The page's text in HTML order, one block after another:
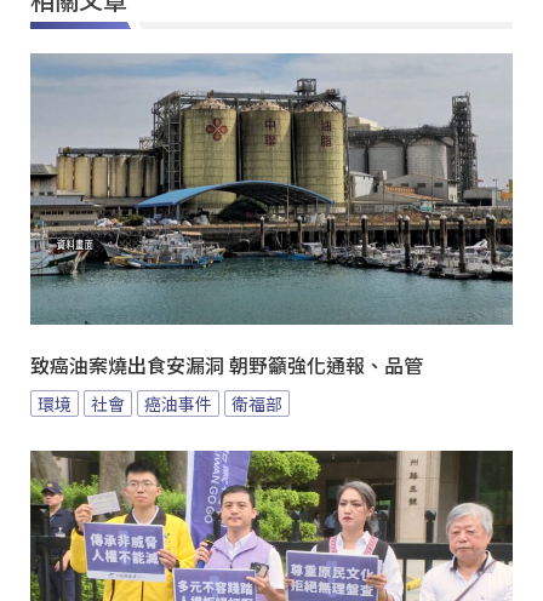
致癌油案燒出食安漏洞 朝野籲強化通報、品管
環境 社會 癌油事件 衛福部